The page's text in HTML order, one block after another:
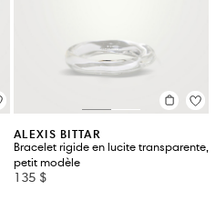
ALEXIS BITTAR
Bracelet rigide en lucite transparente,
petit modèle
135 $